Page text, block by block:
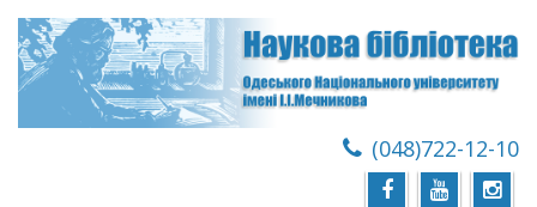
(048)722-12-10